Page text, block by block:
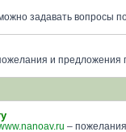
задавать вопросы
и предложения
–